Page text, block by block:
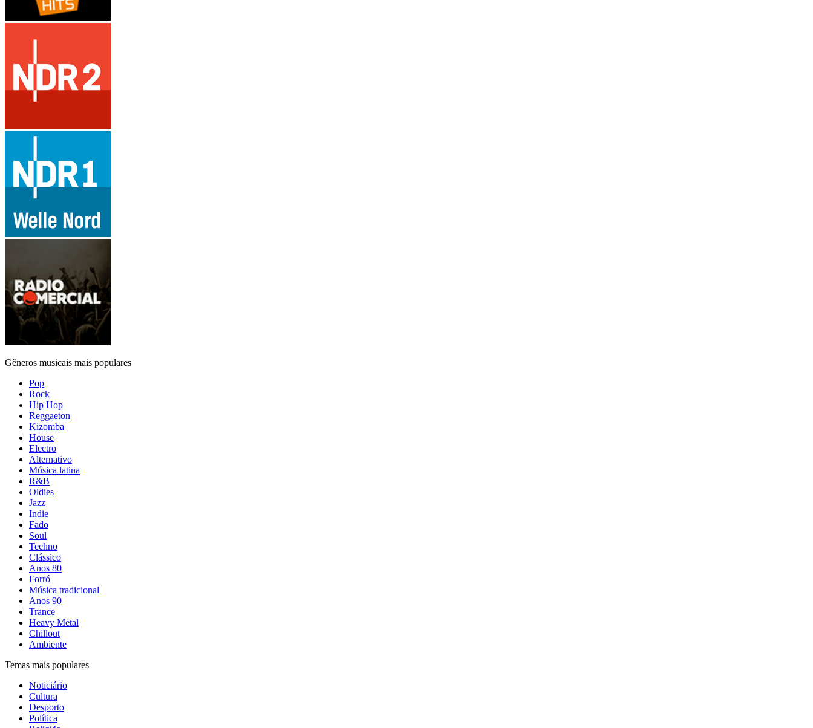
Gêneros musicais mais populares
Pop
Rock
Hip Hop
Reggaeton
Kizomba
House
Electro
Alternativo
Música latina
R&B
Oldies
Jazz
Indie
Fado
Soul
Techno
Clássico
Anos 80
Forró
Música tradicional
Anos 90
Trance
Heavy Metal
Chillout
Ambiente
Temas mais populares
Noticiário
Cultura
Desporto
Política